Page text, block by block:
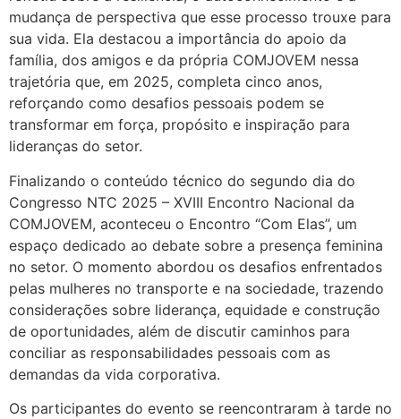
mudança de perspectiva que esse processo trouxe para
sua vida. Ela destacou a importância do apoio da
família, dos amigos e da própria COMJOVEM nessa
trajetória que, em 2025, completa cinco anos,
reforçando como desafios pessoais podem se
transformar em força, propósito e inspiração para
lideranças do setor.
Finalizando o conteúdo técnico do segundo dia do
Congresso NTC 2025 – XVIII Encontro Nacional da
COMJOVEM, aconteceu o Encontro “Com Elas”, um
espaço dedicado ao debate sobre a presença feminina
no setor. O momento abordou os desafios enfrentados
pelas mulheres no transporte e na sociedade, trazendo
considerações sobre liderança, equidade e construção
de oportunidades, além de discutir caminhos para
conciliar as responsabilidades pessoais com as
demandas da vida corporativa.
Os participantes do evento se reencontraram à tarde no